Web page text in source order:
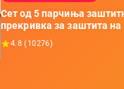
Сет од 5 парчиња
прекривка за заштита
додатоци за заштита на
батерија, за мобилни
4.8 (10276)